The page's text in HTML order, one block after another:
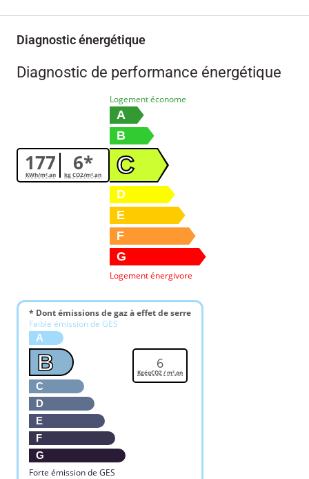
Diagnostic énergétique
Diagnostic de performance énergétique
177
KWh/m².an 6*
kg CO2/m².an
Logement économe
A
B
C
D
E
F
G
Logement énergivore
* Dont émissions de gaz à effet de serre
Faible émission de GES
A
B
C
D
E
F
G
Forte émission de GES
6
KgéqCO2 / m².an